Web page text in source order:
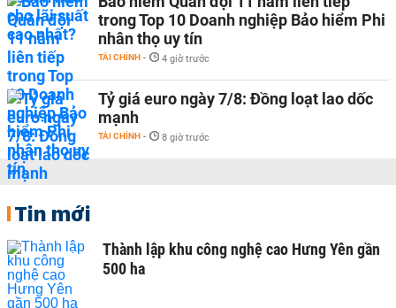
trong Top 10 Doanh nghiệp Bảo hiểm Phi
nhân thọ uy tín
TÀI CHÍNH - 4 giờ trước
Tỷ giá euro ngày 7/8: Đồng loạt lao dốc
mạnh
TÀI CHÍNH - 8 giờ trước
Tin mới
Thành lập khu công nghệ cao Hưng Yên gần
500 ha